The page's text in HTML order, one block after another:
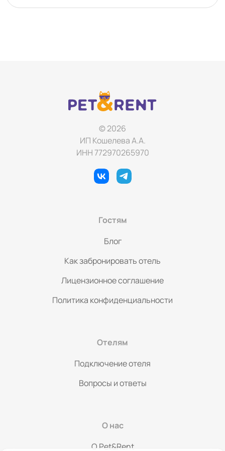
отдыха котиков в нашем роскошном SPA-отеле.
© 2026
ИП Кошелева А.А.
ИНН 772970265970
Гостям
Блог
Как забронировать отель
Лицензионное соглашение
Политика конфиденциальности
Отелям
Подключение отеля
Вопросы и ответы
О нас
O Pet&Rent